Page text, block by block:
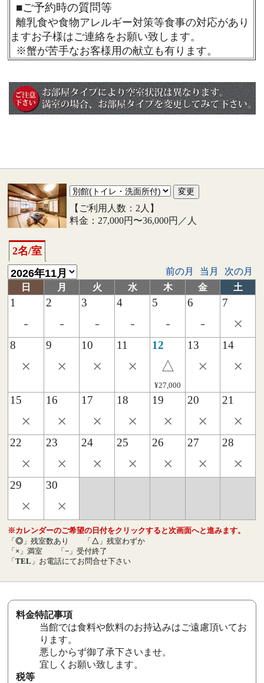
■ご予約時の質問等
離乳食や食物アレルギー対策等食事の対応があり
ますお子様はご連絡をお願い致します。
※蟹が苦手なお客様用の献立も有ります。
【ご利用人数：2人】
料金：27,000円〜36,000円／人
2名/室
前の月 当月
次の月
日
月 火 水 木 金 土
1
-
2
-
3
-
4
-
5
-
6
-
7
×
8
×
9
×
10
×
11
×
12
△
¥27,000
13
×
14
×
15
×
16
×
17
×
18
×
19
×
20
×
21
×
22
×
23
×
24
×
25
×
26
×
27
×
28
×
29
×
30
×
※カレンダーのご希望の日付をクリックすると次画面へと進みます。
「◎ 」残室数あり 「 △ 」残室わずか
「 × 」満室 「− 」受付終了
「TEL 」お電話にてお問合せ下さい
料金特記事項
当館では食料や飲料のお持込みはご遠慮頂いてお
ります。
悪しからず御了承下さいませ。
宜しくお願い致します。
税等